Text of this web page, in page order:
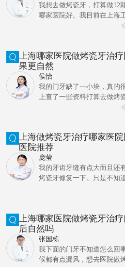
我想去做烤瓷牙，打算做12
哪家医院好。我目前在上海
上海哪家医院做烤瓷牙治
果更自然
侯怡
我的门牙缺了一小块，真的
上查了一些资料打算去做烤
上海做烤瓷牙治疗哪家医
医院推荐
庞莹
我的牙齿牙缝有点大而且还
烤瓷牙修复一下。只是不知
上海哪家医院做烤瓷牙治
后自然吗
张国栋
我下面的门牙不知道怎么回
候都有点漏风，想去医院做